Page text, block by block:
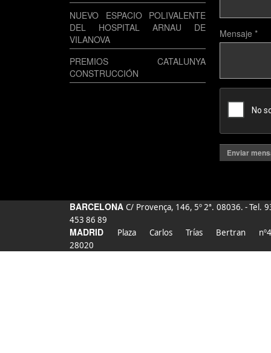
NUEVO ESPACIO POLIVALENTE
DEL HOSPITAL ARNAU DE
VILANOVA
PREMIOS CATALUNYA
CONSTRUCCIÓN
Mensaje *
Enviar
BARCELONAC/ Provença, 146, 5º 2ª. 08036. - Tel.
453 86 89
MADRID
Plaza Carlos Trías Bertran
28020